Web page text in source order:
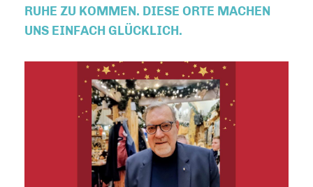
RUHE ZU KOMMEN. DIESE ORTE MACHEN
UNS EINFACH GLÜCKLICH.